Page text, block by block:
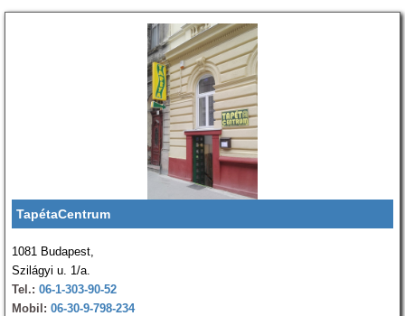
TapétaCentrum
1081 Budapest,
Szilágyi u. 1/a.
Tel.: 06-1-303-90-52
Mobil: 06-30-9-798-234